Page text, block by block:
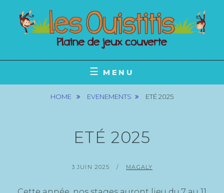
content
LES OUISTITIS
MENU
HOME EVENEMENTS ETÉ 2025
ETÉ 2025
POSTED
3 JUIN 2025 BY
MAGALY